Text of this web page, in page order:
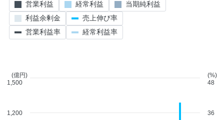
1,200
(億円)
1,500
36
(%)
48
営業利益 経常利益
当期純利益
利益余剰金
売上伸び率
営業利益率
経常利益率